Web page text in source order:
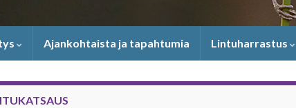
Ajankohtaista ja tapahtumia Lintuharrastus